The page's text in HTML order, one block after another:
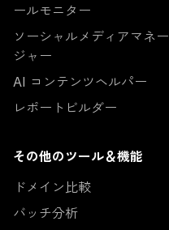
ールモニター
ソーシャルメディアマネー
ジャー
AI コンテンツヘルパー
レポートビルダー
その他のツール＆機能
ドメイン比較
バッチ分析